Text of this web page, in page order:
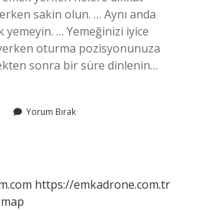
sakin olun. … Aynı anda
yemeyin. … Yemeğinizi iyice
oturma pozisyonunuza
sonra bir süre dinlenin…
Yorum Bırak
https://emkadrone.com.tr